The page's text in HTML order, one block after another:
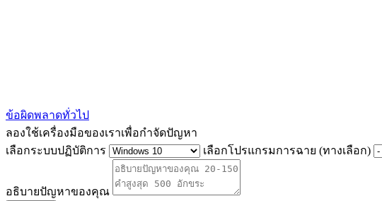
ข้อผิดพลาดทั่วไป
ลองใช้เครื่องมือของเราเพื่อกำจัดปัญหา
เลือกระบบปฏิบัติการ
เลือกโปรแกรมการฉาย (ทางเลือก)
อธิบายปัญหาของคุณ